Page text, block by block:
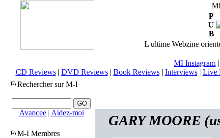
P
U
B
L ultime Webzine
MI Instagram
CD Reviews| DVD Reviews| Book Reviews| Interviews| Live
Rechercher sur M-I
Avancee| Aidez-moi
M-I Membres
GARY MOORE